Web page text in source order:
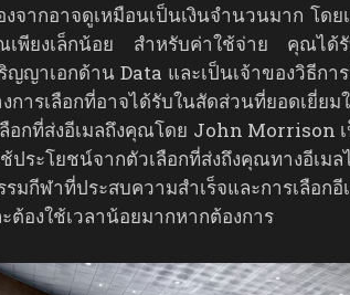
ากอาจดูเหมือนเป็นเงินจำนวนมาก โด
พียงเล็กน้อย สำหรับค่าใช้จ่าย คุณได้รั
าเอกด้าน Data และเป็นเจ้าของวิธีก
งการเลือกที่อาจได้รับในสัดส่วนที่ยอดเ
กที่ส่งอีเมลถึงคุณโดย John Morrison
ระโยชน์จากตัวเลือกที่ส่งถึงคุณทางอีเ
ฬาที่ประสบความสำเร็จและการเลือกอี
องใช้เวลาน้อยมากหากต้องการ